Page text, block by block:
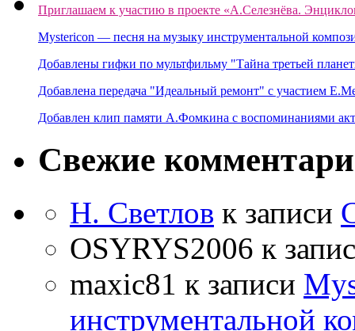
Приглашаем к участию в проекте «А.Селезнёва.
Mystericon — песня на музыку инструментальной
Добавлены гифки по мультфильму "Тайна третьей
Добавлена передача "Идеальный ремонт" с участием
Добавлен клип памяти А.Фомкина с воспоминаниями
Свежие
Н. Светлов к записи
OSYRYS2006 к
maxic81 к записи
инструментальной